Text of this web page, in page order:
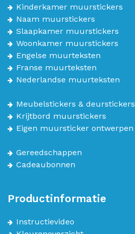
Kinderkamer muurstickers
Naam muurstickers
Slaapkamer muurstickers
Woonkamer muurstickers
Engelse muurteksten
Franse muurteksten
Nederlandse muurteksten
Meubelstickers & deurstickers
Krijtbord muurstickers
Eigen muursticker ontwerpen
Gereedschappen
Cadeaubonnen
Productinformatie
Instructievideo